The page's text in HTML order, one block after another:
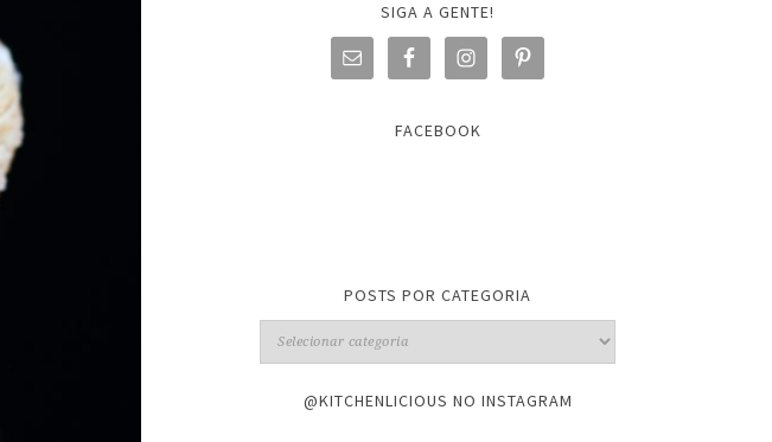
SIGA A GENTE!
FACEBOOK
POSTS POR CATEGORIA
@KITCHENLICIOUS NO INSTAGRAM